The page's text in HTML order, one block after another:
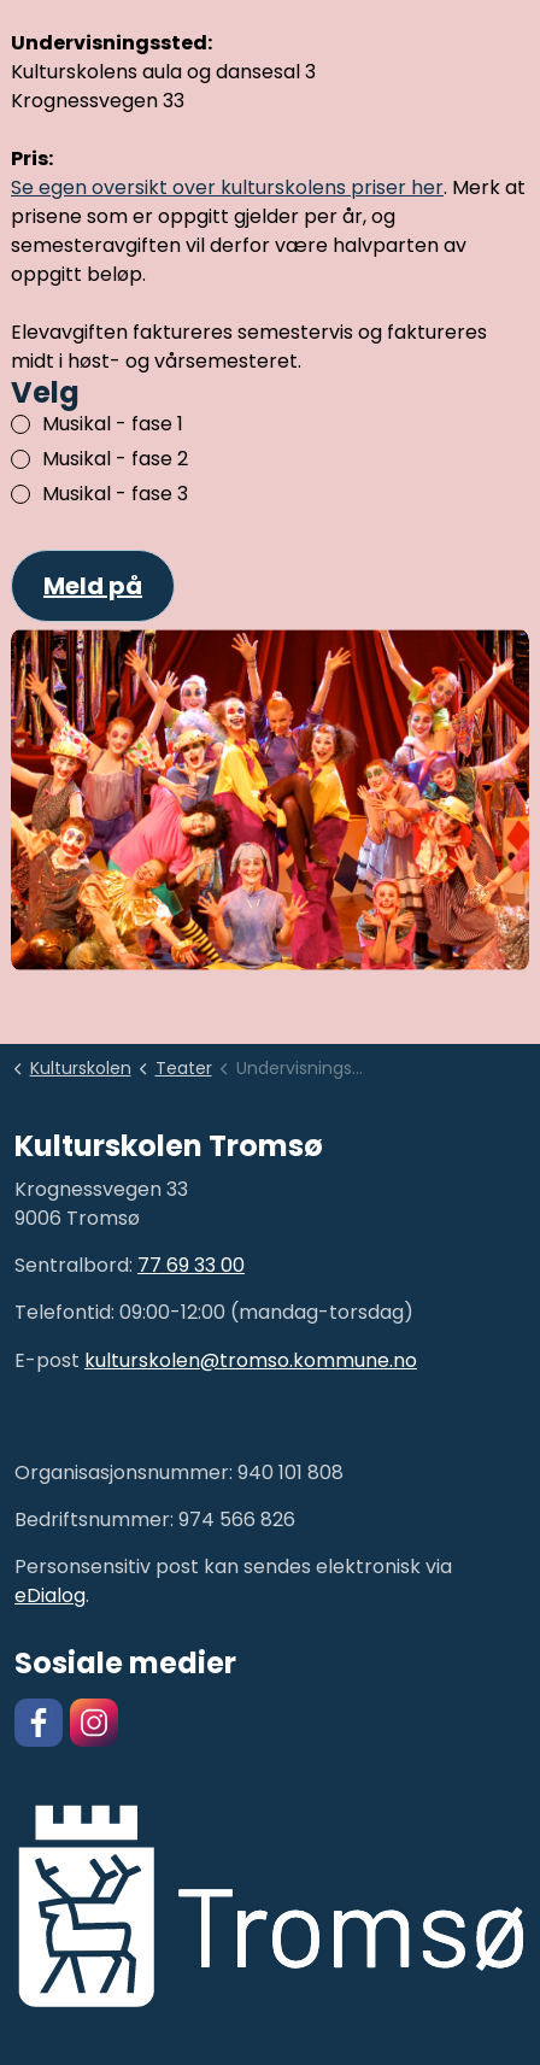
Undervisningssted:
Kulturskolens aula og dansesal 3
Krognessvegen 33
Pris:
Se egen oversikt over kulturskolens priser her. Merk at
prisene som er oppgitt gjelder per år, og
semesteravgiften vil derfor være halvparten av
oppgitt beløp.
Elevavgiften faktureres semestervis og faktureres
midt i høst- og vårsemesteret.
Velg
Musikal - fase 1
Musikal - fase 2
Musikal - fase 3
Meld på
Kulturskolen Teater Undervisningstilbud
Kulturskolen Tromsø
Krognessvegen 33
9006 Tromsø
Sentralbord: 77 69 33 00
Telefontid: 09:00-12:00 (mandag-torsdag)
E-post kulturskolen@tromso.kommune.no
Organisasjonsnummer: 940 101 808
Bedriftsnummer: 974 566 826
Personsensitiv post kan sendes elektronisk via
eDialog.
Sosiale medier